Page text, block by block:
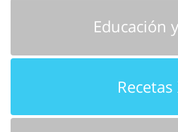
Educación
Recetas